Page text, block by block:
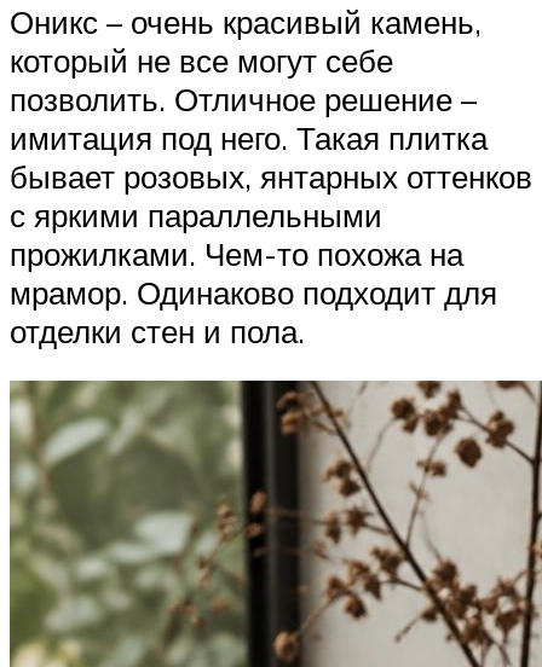
Оникс – очень красивый камень,
который не все могут себе
позволить. Отличное решение –
имитация под него. Такая плитка
бывает розовых, янтарных оттенков
с яркими параллельными
прожилками. Чем-то похожа на
мрамор. Одинаково подходит для
отделки стен и пола.